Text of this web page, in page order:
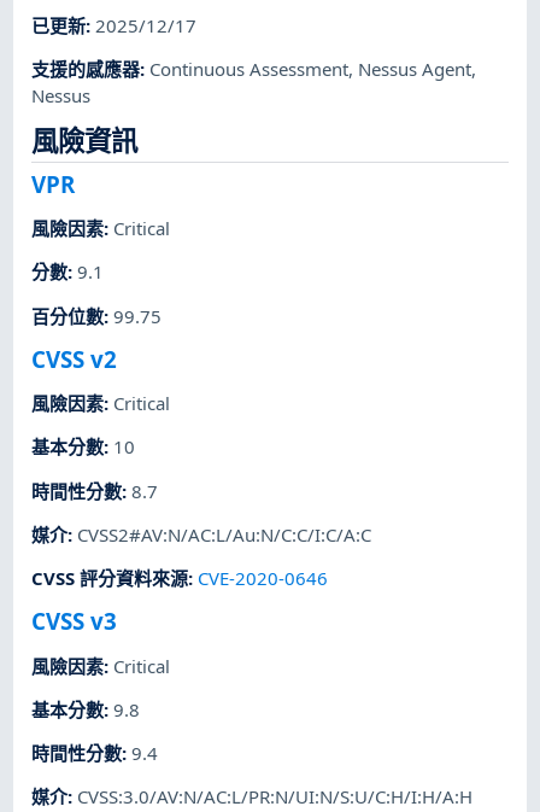
已更新: 2025/12/17
支援的感應器: Continuous Assessment, Nessus Agent,
Nessus
風險資訊
VPR
風險因素: Critical
分數:9.1
百分位數:99.75
CVSS v2
風險因素: Critical
基本分數: 10
時間性分數:8.7
媒介: CVSS2#AV:N/AC:L/Au:N/C:C/I:C/A:C
CVSS 評分資料來源: CVE-2020-0646
CVSS v3
風險因素: Critical
基本分數:9.8
時間性分數:9.4
媒介: CVSS:3.0/AV:N/AC:L/PR:N/UI:N/S:U/C:H/I:H/A:H